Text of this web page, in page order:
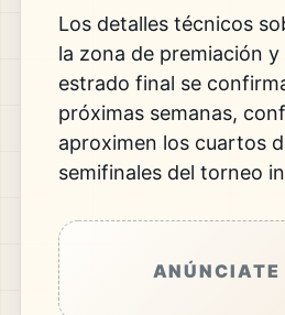
Los detalles técnicos
la zona de premiación
estrado final se
próximas semanas,
aproximen los cuartos
semifinales del torneo
ANÚNCIATE